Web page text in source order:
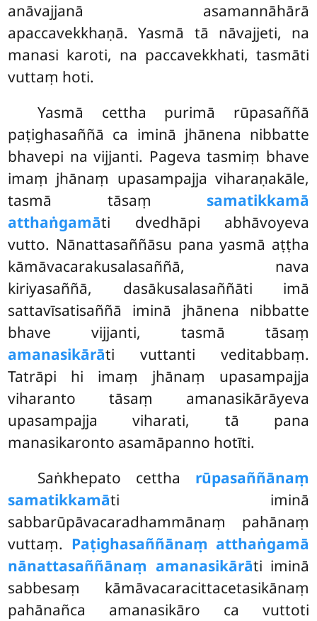
anāvajjanā asamannāhārā
apaccavekkhaṇā. Yasmā tā nāvajjeti, na
manasi karoti, na paccavekkhati, tasmāti
vuttaṃ hoti.
Yasmā cettha purimā rūpasaññā
paṭighasaññā ca iminā jhānena nibbatte
bhavepi na vijjanti. Pageva tasmiṃ bhave
imaṃ jhānaṃ upasampajja viharaṇakāle,
tasmā tāsaṃ samatikkamā
atthaṅgamāti dvedhāpi abhāvoyeva
vutto. Nānattasaññāsu pana yasmā aṭṭha
kāmāvacarakusalasaññā, nava
kiriyasaññā, dasākusalasaññāti imā
sattavīsatisaññā iminā jhānena nibbatte
bhave vijjanti, tasmā tāsaṃ
amanasikārāti vuttanti veditabbaṃ.
Tatrāpi hi imaṃ jhānaṃ upasampajja
viharanto tāsaṃ amanasikārāyeva
upasampajja viharati, tā pana
manasikaronto asamāpanno hotīti.
Saṅkhepato cettha rūpasaññānaṃ
samatikkamāti iminā
sabbarūpāvacaradhammānaṃ pahānaṃ
vuttaṃ. Paṭighasaññānaṃ atthaṅgamā
nānattasaññānaṃ amanasikārāti iminā
sabbesaṃ kāmāvacaracittacetasikānaṃ
pahānañca amanasikāro ca vuttoti